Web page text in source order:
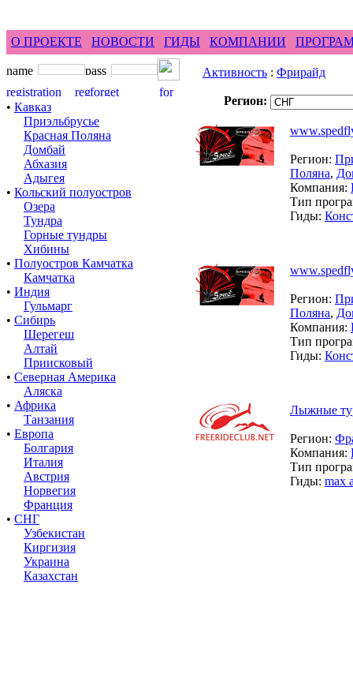
О ПРОЕКТЕ НОВОСТИ ГИДЫ КОМПАНИИ
• Кавказ
Приэльбрусье
Красная Поляна
Домбай
Абхазия
Адыгея
• Кольский полуостров
Озера
Тундра
Горные тундры
Хибины
• Полуостров Камчатка
Камчатка
• Индия
Гульмарг
• Сибирь
Шерегеш
Алтай
Приисковый
• Северная Америка
Аляска
• Африка
Танзания
• Европа
Болгария
Италия
Австрия
Норвегия
Франция
• СНГ
Узбекистан
Киргизия
Украина
Казахстан
Активность : Фрирайд
Регион:
Регион:
Поляна,
Компания:
Тип
Гиды:
Регион:
Поляна,
Компания:
Тип
Гиды:
Лыжные
Регион:
Компания:
Тип
Гиды: max